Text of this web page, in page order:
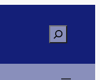
Buscar